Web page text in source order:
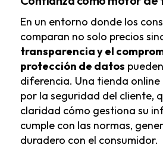
En un entorno donde los
comparan no solo precios
transparencia y el
protección de datos
diferencia. Una tienda online
por la seguridad del cliente,
claridad cómo gestiona su
cumple con las normas,
duradero con el consumidor.